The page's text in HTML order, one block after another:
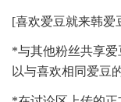
[喜欢爱豆就来韩爱
*与其他粉丝共享
以与喜欢相同爱豆